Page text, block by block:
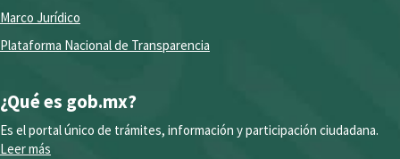
Marco Jurídico
Plataforma Nacional de Transparencia
¿Qué es gob.mx?
Es el portal único de trámites, información y participación ciudadana.
Leer más